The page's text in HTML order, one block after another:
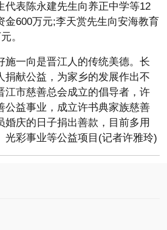
代表陈永建先生向养正中学等12
金600万元;李天赏先生向安海教育
。
施一向是晋江人的传统美德。长
捐献公益，为家乡的发展作出不
江市慈善总会成立的倡导者，许
公益事业，成立许书典家族慈善
婚庆的日子捐出善款，目前多用
光彩事业等公益项目(记者许雅玲)